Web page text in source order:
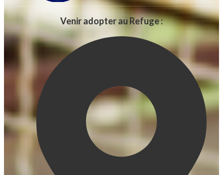
Venir adopter au Refuge :